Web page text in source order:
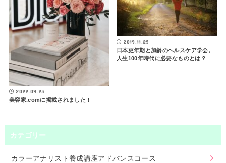
2022.09.23
美容家.comに掲載されました！
2019.11.25
日本更年期と加齢のヘルスケア学会。
人生100年時代に必要なものとは？
カテゴリー
カラーアナリスト養成講座アドバンスコース